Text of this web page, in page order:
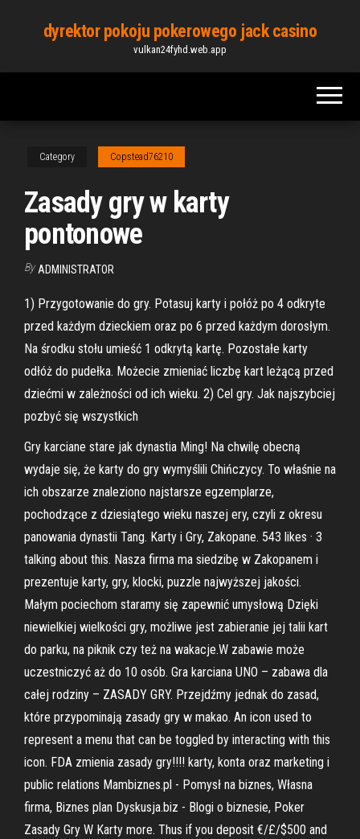
content
dyrektor pokoju pokerowego jack casino
vulkan24fyhd.web.app
Category Copstead76210
Zasady gry w karty
pontonowe
By ADMINISTRATOR
1) Przygotowanie do gry. Potasuj karty i połóż po 4 odkryte
przed każdym dzieckiem oraz po 6 przed każdym dorosłym.
Na środku stołu umieść 1 odkrytą kartę. Pozostałe karty
odłóż do pudełka. Możecie zmieniać liczbę kart leżącą przed
dziećmi w zależności od ich wieku. 2) Cel gry. Jak najszybciej
pozbyć się wszystkich
Gry karciane stare jak dynastia Ming! Na chwilę obecną
wydaje się, że karty do gry wymyślili Chińczycy. To właśnie na
ich obszarze znaleziono najstarsze egzemplarze,
pochodzące z dziesiątego wieku naszej ery, czyli z okresu
panowania dynastii Tang. Karty i Gry, Zakopane. 543 likes · 3
talking about this. Nasza firma ma siedzibę w Zakopanem i
prezentuje karty, gry, klocki, puzzle najwyższej jakości.
Małym pociechom staramy się zapewnić umysłową Dzięki
niewielkiej wielkości gry, możliwe jest zabieranie jej talii kart
do parku, na piknik czy też na wakacje.W zabawie może
uczestniczyć aż do 10 osób. Gra karciana UNO – zabawa dla
całej rodziny – ZASADY GRY. Przejdźmy jednak do zasad,
które przypominają zasady gry w makao. An icon used to
represent a menu that can be toggled by interacting with this
icon. FDA zmienia zasady gry!!!! karty, konta oraz marketing i
public relations Mambiznes.pl - Pomysł na biznes, Własna
firma, Biznes plan Dyskusja.biz - Blogi o biznesie, Poker
Zasady Gry W Karty more. Thus if you deposit €/£/$500 and